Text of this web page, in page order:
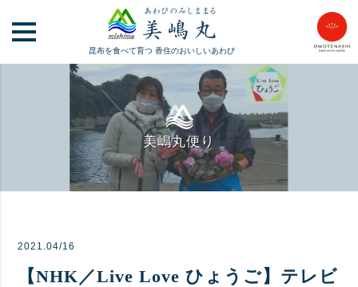
昆布を食べて育つ香住のおいしいあわび
美嶋丸便り
2021.04/16
【NHK／Live Love ひょうご】テレビ